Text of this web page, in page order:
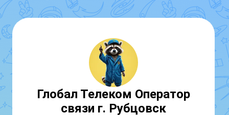
Глобал Телеком Оператор
связи г. Рубцовск